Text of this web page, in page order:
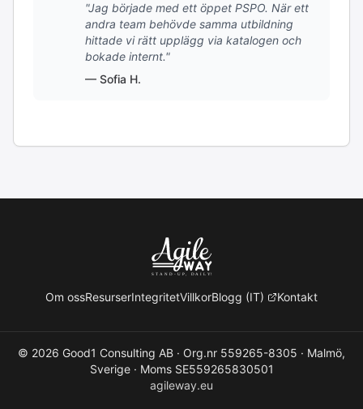
"Jag började med ett öppet PSPO. När ett
andra team behövde samma utbildning
hittade vi rätt upplägg via katalogen och
bokade internt."
— Sofia H.
Om ossResurserIntegritetVillkorBlogg (IT) Kontakt
© 2026 Good1 Consulting AB · Org.nr 559265-8305 · Malmö,
Sverige · Moms SE559265830501
agileway.eu